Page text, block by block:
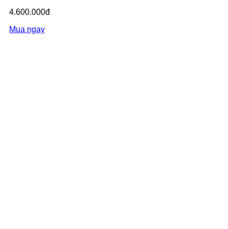
4.600.000đ
Mua ngay